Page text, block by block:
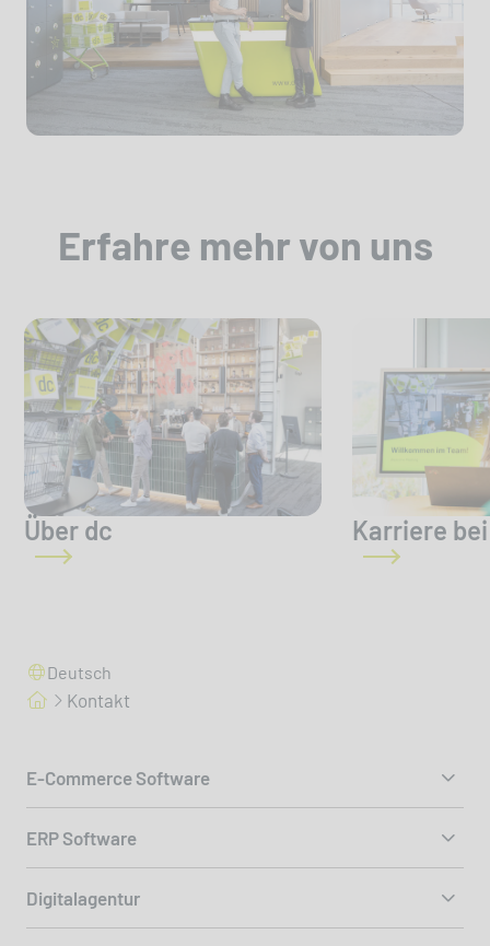
Erfahre mehr von uns
Über dc Karriere
Deutsch
Kontakt
E-Commerce Software
ERP Software
Digitalagentur